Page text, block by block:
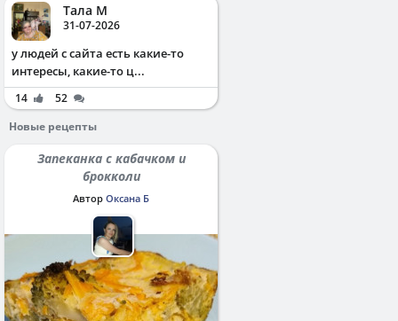
Тала М
31-07-2026
у людей с сайта есть какие-то
интересы, какие-то ц...
14
52
Новые рецепты
Запеканка с кабачком и
брокколи
Автор Оксана Б